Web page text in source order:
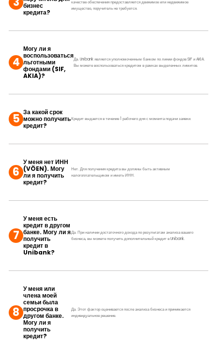
бизнес
кредита?
качестве обеспечения предоставляется движимое или недвижимое
имущество, поручитель не требуется.
4
Могу ли я
воспользоваться
льготными
фондами (SIF,
AKIA)?
Да. Unibank является уполномоченным банком по линии фондов SIF и AKIA.
Вы можете воспользоваться кредитом в рамках выделенных лимитов.
5 За какой срок
можно получить
кредит?
Кредит выдается в течение 1 рабочего дня с момента подачи заявки.
6
У меня нет ИНН
(VÖEN). Могу
ли я получить
кредит?
Нет. Для получения кредита вы должны быть активным
налогоплательщиком и иметь ИНН.
7
У меня есть
кредит в другом
банке. Могу ли я
получить
кредит в
Unibank?
Да. При наличии достаточного дохода по результатам анализа вашего
бизнеса, вы можете получить дополнительный кредит в Unibank.
8
У меня или
члена моей
семьи была
просрочка в
другом банке.
Могу ли я
получить
кредит?
Да. Этот фактор оценивается после анализа бизнеса и принимается
индивидуальное решение.